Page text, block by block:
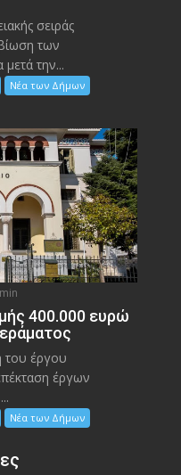
σειράς
των
την...
Νέα των Δήμων
400.000 ευρώ
του έργου
έργων
Νέα των Δήμων